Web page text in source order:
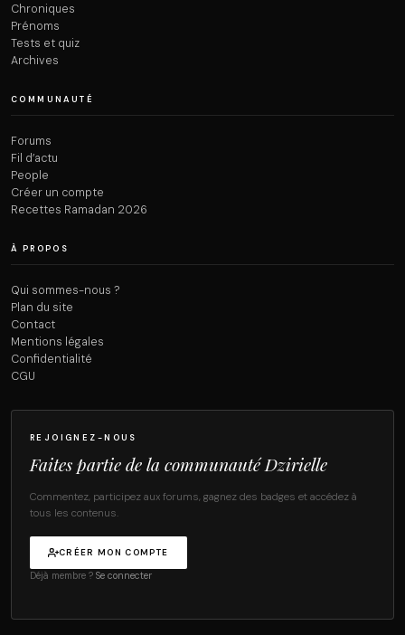
Chroniques
Prénoms
Tests et quiz
Archives
COMMUNAUTÉ
Forums
Fil d’actu
People
Créer un compte
Recettes Ramadan 2026
À PROPOS
Qui sommes-nous ?
Plan du site
Contact
Mentions légales
Confidentialité
CGU
REJOIGNEZ-NOUS
Faites partie de la communauté Dzirielle
Commentez, participez aux forums, gagnez des badges et accédez à
tous les contenus.
CRÉER MON COMPTE
Déjà membre ? Se connecter